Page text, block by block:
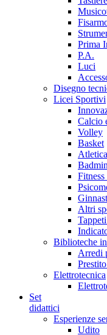
Prima
P.A.
Luci
Disegno
Licei Sportivi
Calcio
Volley
Basket
Atletica
Altri
Biblioteche
Arredi
Elettrotecnica
Set
didattici
Esperienze
Udito